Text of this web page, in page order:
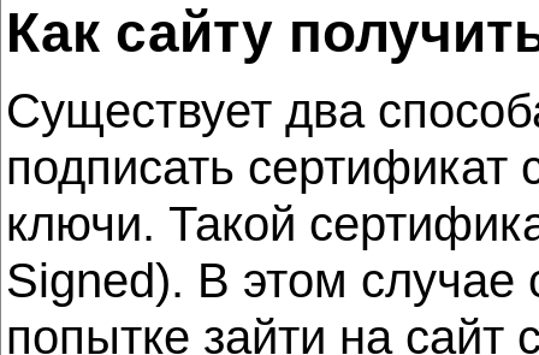
Как сайту
Существует два
подписать сертификат
ключи. Такой
Signed). В этом случае
попытке зайти на сайт